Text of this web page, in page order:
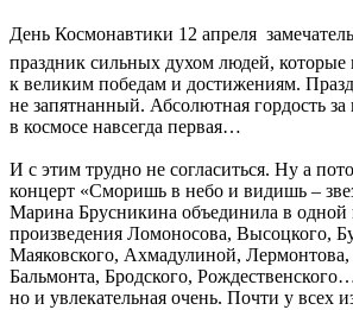
День Космонавтики 12 апреля 
праздник сильных духом людей, которые
к великим победам и достижениям.
не запятнанный. Абсолютная гордость за
в космосе навсегда первая…
И с этим трудно не согласиться. Ну а
концерт «Сморишь в небо и видишь –
Марина Брусникина объединила в одной
произведения Ломоносова, Высоцкого,
Маяковского, Ахмадулиной,
Бальмонта, Бродского,
но и увлекательная очень. Почти у всех